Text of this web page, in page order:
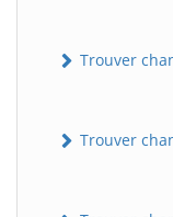
Trouver
Trouver